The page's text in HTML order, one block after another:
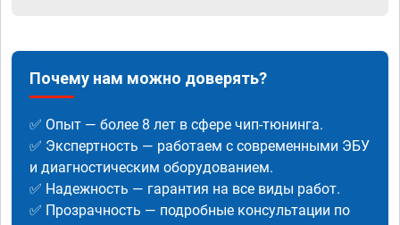
Почему нам можно доверять?
✅ Опыт — более 8 лет в сфере чип-тюнинга.
✅ Экспертность — работаем с современными ЭБУ
и диагностическим оборудованием.
✅ Надежность — гарантия на все виды работ.
✅ Прозрачность — подробные консультации по